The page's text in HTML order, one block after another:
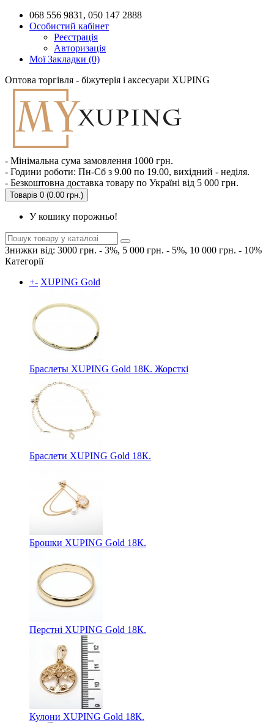
068 556 9831, 050 147 2888
Особистий кабінет
Реєстрація
Авторизація
Мої Закладки (0)
Оптова торгівля - біжутерія і аксесуари XUPING
- Мінімальна сума замовлення 1000 грн.
- Години роботи: Пн-Сб з 9.00 по 19.00, вихідний - неділя.
- Безкоштовна доставка товару по Україні від 5 000 грн.
Товарів 0 (0.00 грн.)
У кошику порожньо!
Знижки від: 3000 грн. - 3%, 5 000 грн. - 5%, 10 000 грн. - 10%
Категорії
+- XUPING Gold
Браслеты XUPING Gold 18К. Жорсткі
Браслети XUPING Gold 18К.
Брошки XUPING Gold 18К.
Перстні XUPING Gold 18К.
Кулони XUPING Gold 18К.